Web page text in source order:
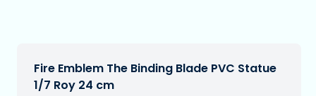
Fire Emblem The Binding Blade PVC Statue
1/7 Roy 24 cm